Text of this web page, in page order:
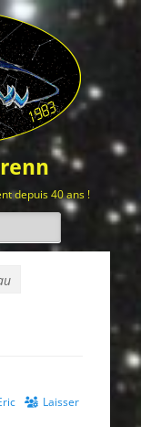
depuis 40 ans !
Laisser